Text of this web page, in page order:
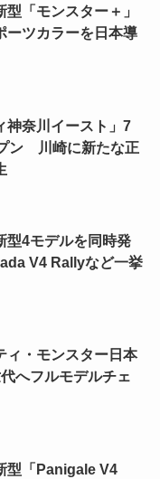
型「モンスター＋」
ツカラーを日本導
神奈川イースト」7
ン 川崎に新たな正
型4モデルを同時発
V4 Rallyなど一挙
ィ・モンスター日本
へフルモデルチェ
型「Panigale V4